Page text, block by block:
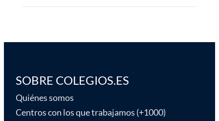
SOBRE COLEGIOS.ES
Quiénes somos
Centros con los que trabajamos (+1000)